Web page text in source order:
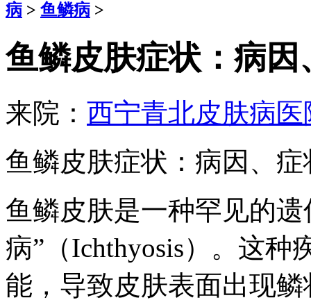
病 > 鱼鳞病 >
鱼鳞皮肤症状：病因
来院： 西宁青北皮肤病医
鱼鳞皮肤症状：病因、
鱼鳞皮肤是一种罕见的
病”（Ichthyosis）。这
能，导致皮肤表面出现